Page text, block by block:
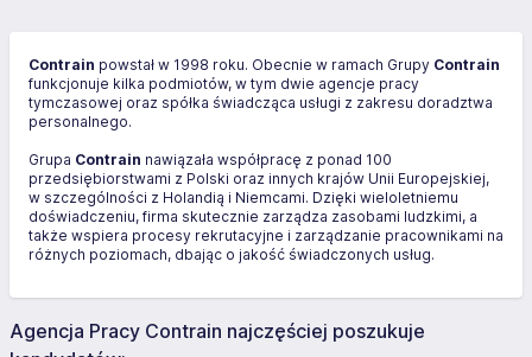
Contrain powstał w 1998 roku. Obecnie w ramach Grupy Contrain
funkcjonuje kilka podmiotów, w tym dwie agencje pracy
tymczasowej oraz spółka świadcząca usługi z zakresu doradztwa
personalnego.
Grupa Contrain nawiązała współpracę z ponad 100
przedsiębiorstwami z Polski oraz innych krajów Unii Europejskiej,
w szczególności z Holandią i Niemcami. Dzięki wieloletniemu
doświadczeniu, firma skutecznie zarządza zasobami ludzkimi, a
także wspiera procesy rekrutacyjne i zarządzanie pracownikami na
różnych poziomach, dbając o jakość świadczonych usług.
Agencja Pracy Contrain najczęściej poszukuje